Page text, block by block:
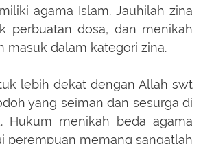
agama Islam. Jauhilah zina
perbuatan dosa, dan menikah
masuk dalam kategori zina.
lebih dekat dengan Allah swt
yang seiman dan sesurga di
Hukum menikah beda agama
perempuan memang sangatlah